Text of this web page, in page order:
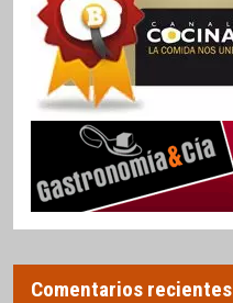
Comentarios recientes